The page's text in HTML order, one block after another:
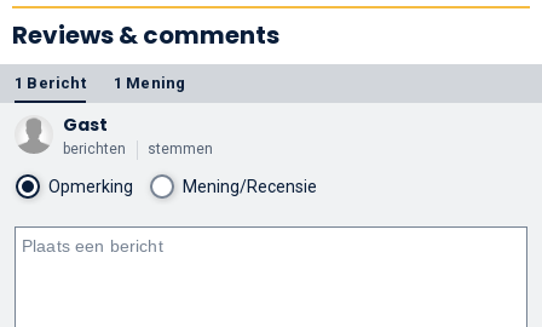
Reviews & comments
1 Bericht 1 Mening
Gast
berichten stemmen
Opmerking Mening/Recensie